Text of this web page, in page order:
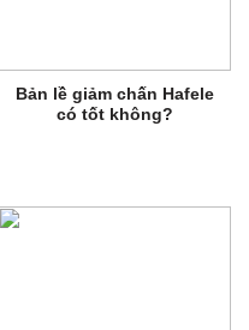
Bản lề giảm chấn Hafele
có tốt không?